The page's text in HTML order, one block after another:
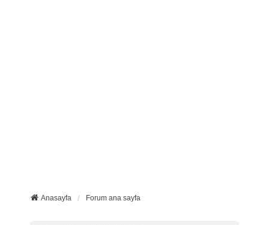
Anasayfa Forum ana sayfa